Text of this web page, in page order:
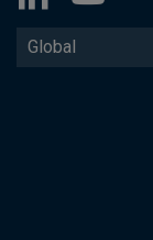
Global